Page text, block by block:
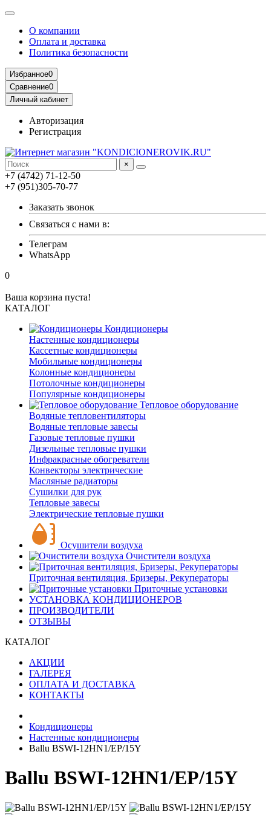
О компании
Оплата и доставка
Политика безопасности
Избранное0
Сравнение0
Личный кабинет
Авторизация
Регистрация
×
+7 (4742) 71-12-50
+7 (951)305-70-77
Заказать звонок
Связаться с нами в:
Телеграм
WhatsApp
0
Ваша корзина пуста!
КАТАЛОГ
Кондиционеры
Настенные кондиционеры
Кассетные кондиционеры
Мобильные кондиционеры
Колонные кондиционеры
Потолочные кондиционеры
Популярные кондиционеры
Тепловое оборудование
Водяные тепловентиляторы
Водяные тепловые завесы
Газовые тепловые пушки
Дизельные тепловые пушки
Инфракрасные обогреватели
Конвекторы электрические
Масляные радиаторы
Сушилки для рук
Тепловые завесы
Электрические тепловые пушки
Осушители воздуха
Очистители воздуха
Приточная вентиляция, Бризеры, Рекуператоры
Приточные установки
УСТАНОВКА КОНДИЦИОНЕРОВ
ПРОИЗВОДИТЕЛИ
ОТЗЫВЫ
КАТАЛОГ
АКЦИИ
ГАЛЕРЕЯ
ОПЛАТА И ДОСТАВКА
КОНТАКТЫ
Кондиционеры
Настенные кондиционеры
Ballu BSWI-12HN1/EP/15Y
Ballu BSWI-12HN1/EP/15Y